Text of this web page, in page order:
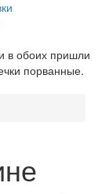
в обоих пришли
порванные.